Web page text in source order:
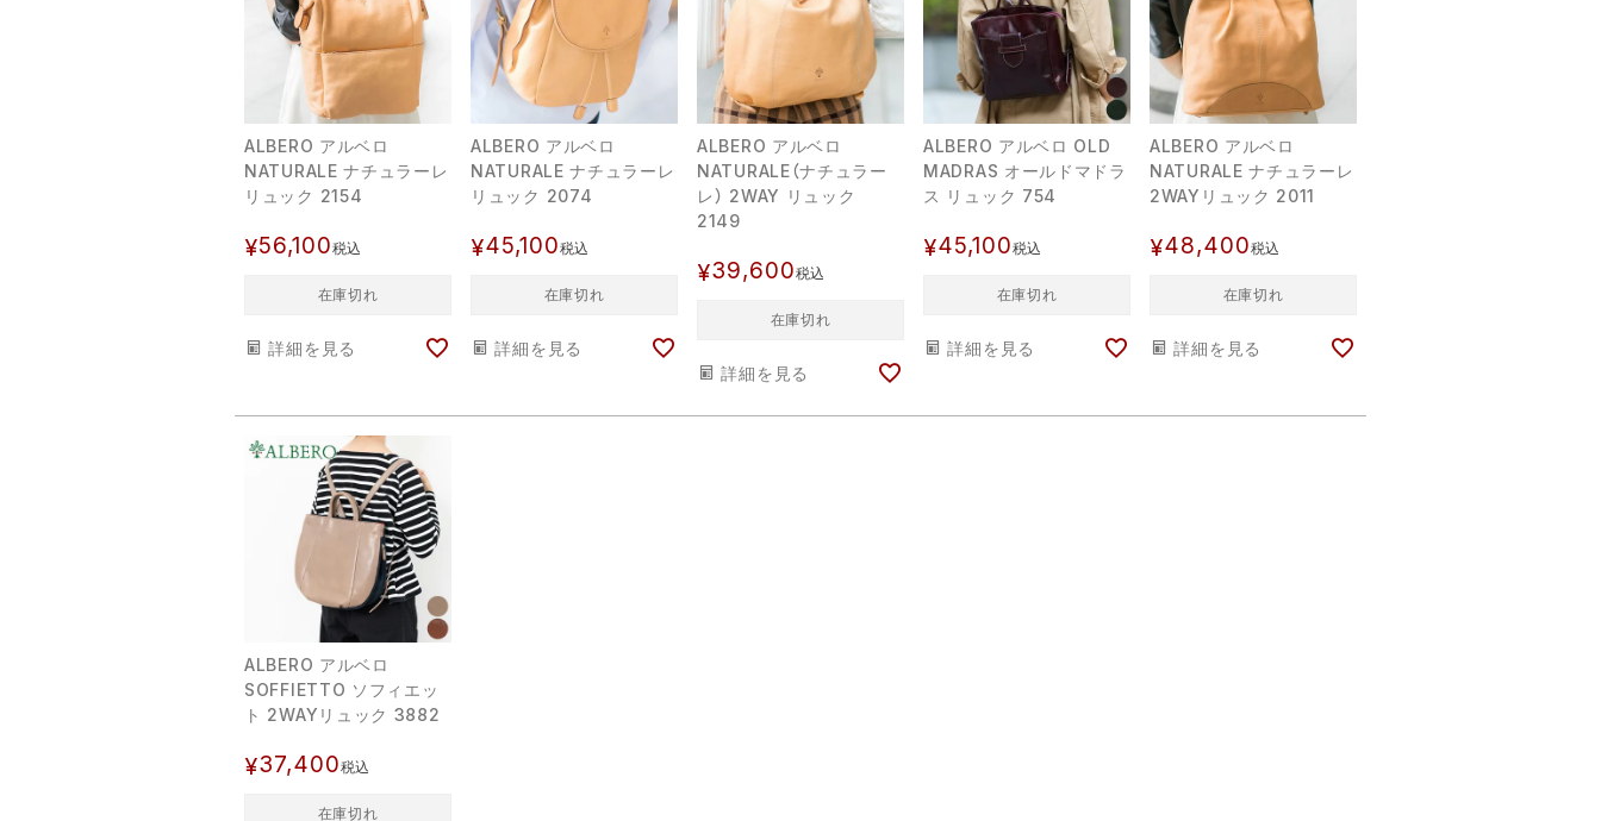
ALBERO アルベロ
NATURALE ナチュラーレ
リュック 2154
¥56,100税込
在庫切れ
詳細を見る
ALBERO アルベロ
NATURALE ナチュラーレ
リュック 2074
¥45,100税込
在庫切れ
詳細を見る
ALBERO アルベロ
NATURALE（ナチュラー
レ） 2WAY リュック
2149
¥39,600税込
在庫切れ
詳細を見る
ALBERO アルベロ OLD
MADRAS オールドマドラ
ス リュック 754
¥45,100税込
在庫切れ
詳細を見る
ALBERO アルベロ
NATURALE ナチュラーレ
2WAYリュック 2011
¥48,400税込
在庫切れ
詳細を見る
ALBERO アルベロ
SOFFIETTO ソフィエッ
ト 2WAYリュック 3882
¥37,400税込
在庫切れ